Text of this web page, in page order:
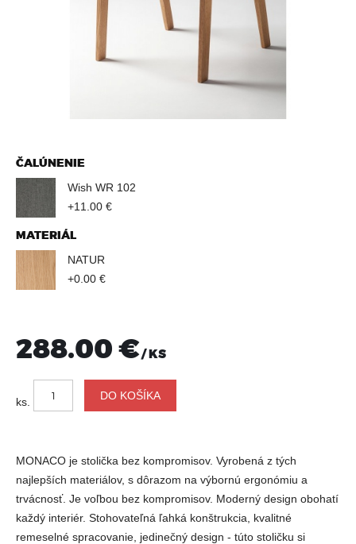
T
ČALÚNENIE
Wish WR 102
+11.00 €
MATERIÁL
NATUR
+0.00 €
288.00 €/ KS
ks.
MONACO je stolička bez kompromisov. Vyrobená z tých
najlepších materiálov, s dôrazom na výbornú ergonómiu a
trvácnosť. Je voľbou bez kompromisov. Moderný design obohatí
každý interiér. Stohovateľná ľahká konštrukcia, kvalitné
remeselné spracovanie, jedinečný design - túto stoličku si